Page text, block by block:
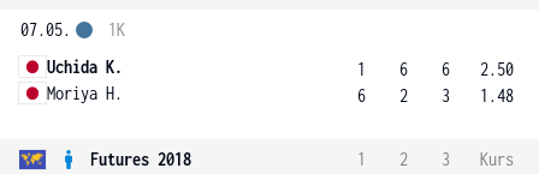
07.05.
Uchida K.
Moriya H.
1K
1
6
6
2
6
3
2.50
1.48
Futures 2018 1 2 3
Kurs